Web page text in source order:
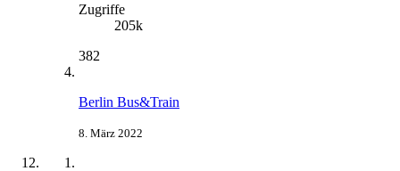
Zugriffe
205k
382
Berlin Bus&Train
8. März 2022